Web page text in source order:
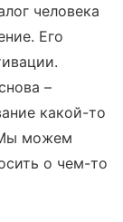
человека
Его
–
какой-то
можем
о чем-то